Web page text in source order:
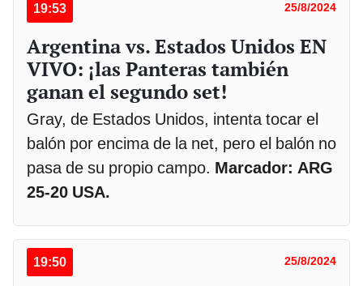
19:53 25/8/2024
Argentina vs. Estados Unidos EN
VIVO: ¡las Panteras también
ganan el segundo set!
Gray, de Estados Unidos, intenta tocar el
balón por encima de la net, pero el balón no
pasa de su propio campo. Marcador: ARG
25-20 USA.
19:50 25/8/2024